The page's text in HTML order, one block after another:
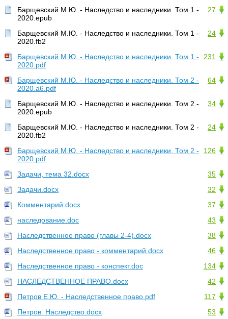
27
Барщевский М.Ю. - Наследство и наследники. Том 1 -
2020.epub
24
Барщевский М.Ю. - Наследство и наследники. Том 1 -
2020.fb2
231
Барщевский М.Ю. - Наследство и наследники. Том 1 -
2020.pdf
64
Барщевский М.Ю. - Наследство и наследники. Том 2 -
2020.a6.pdf
34
Барщевский М.Ю. - Наследство и наследники. Том 2 -
2020.epub
24
Барщевский М.Ю. - Наследство и наследники. Том 2 -
2020.fb2
126
Барщевский М.Ю. - Наследство и наследники. Том 2 -
2020.pdf
35
Задачи, тема 32.docx
32
Задачи.docx
37
Комментарий.docx
43
наследование.doc
38
Наследственное право (главы 2-4).docx
46
Наследственное право - комментарий.docx
134
Наследственное право - конспект.doc
42
НАСЛЕДСТВЕННОЕ ПРАВО.docx
117
Петров Е.Ю. - Наследственное право.pdf
53
Петров. Наследство.docx